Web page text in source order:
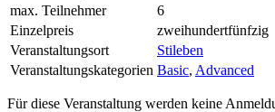
max. Teilnehmer
6
Einzelpreis
zweihundertfünfzig
Veranstaltungsort
Stileben
Veranstaltungskategorien Basic, Advanced
Für diese Veranstaltung werden keine